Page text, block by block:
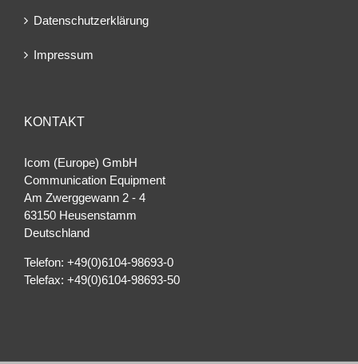
Datenschutzerklärung
Impressum
KONTAKT
Icom (Europe) GmbH
Communication Equipment
Am Zwerggewann 2 ‐ 4
63150 Heusenstamm
Deutschland
Telefon: +49(0)6104-98693-0
Telefax: +49(0)6104-98693-50